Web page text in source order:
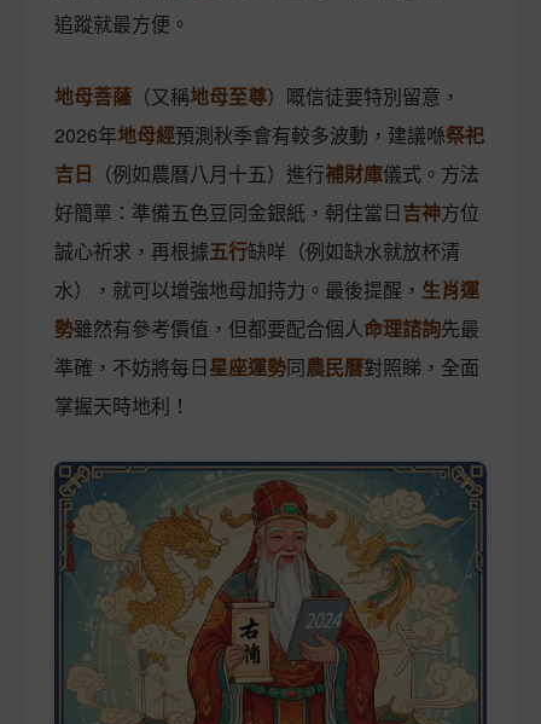
追蹤就最方便。
地母菩薩 （又稱地母至尊）嘅信徒要特別留意，
2026年地母經預測秋季會有較多波動，建議喺祭祀
吉日 （例如農曆八月十五）進行補財庫儀式。方法
好簡單：準備五色豆同金銀紙，朝住當日吉神方位
誠心祈求，再根據五行缺咩（例如缺水就放杯清
水），就可以增強地母加持力。最後提醒， 生肖運
勢雖然有參考價值，但都要配合個人命理諮詢先最
準確，不妨將每日星座運勢同農民曆對照睇，全面
掌握天時地利！